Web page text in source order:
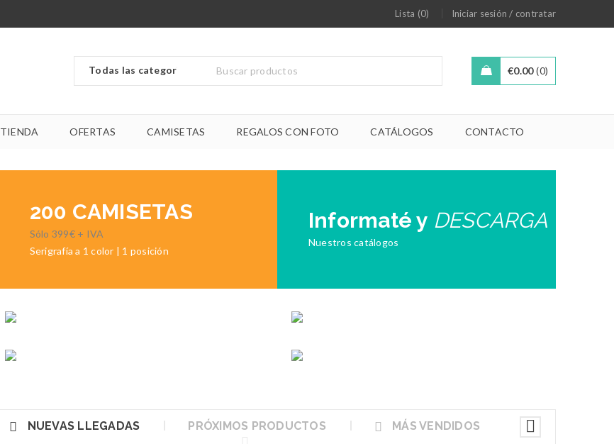
Lista (0) Iniciar sesión / contratar
0.00
€ 0
TIENDA OFERTAS CAMISETAS REGALOS CON FOTO CATÁLOGOS CONTACTO
200 CAMISETAS
Sólo 399€ + IVA
Serigrafía a 1 color | 1 posición
Informaté y DESCARGA
Nuestros catálogos
NUEVAS LLEGADAS PRÓXIMOS PRODUCTOS MÁS VENDIDOS